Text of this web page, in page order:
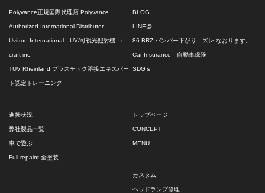
Polyvance正規国際代理店 Polyvance
Authorized International Distributor
Uvitron International UV/可視光照射機 t-
craft inc.
TÜV Rheinland プラスチック溶接エキスパー
ト認定トレーニング
BLOG
LINE@
86 BRZ バンパー下がり ズレ なおります。
Car Insurance 自動車保険
SDGｓ
進捗状況
弊社製品一覧
車で遊ぶ
Full repaint 全塗装
トップページ
CONCEPT
MENU
カスタム
ヘッドランプ修理